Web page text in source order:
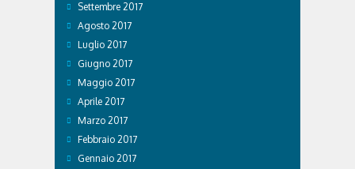
Settembre 2017
Agosto 2017
Luglio 2017
Giugno 2017
Maggio 2017
Aprile 2017
Marzo 2017
Febbraio 2017
Gennaio 2017